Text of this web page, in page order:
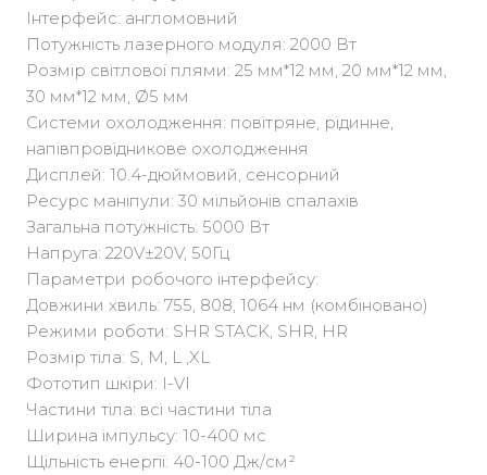
Інтерфейс: англомовний
Потужність лазерного модуля: 2000 Вт
Розмір світлової плями: 25 мм*12 мм, 20 мм*12 мм,
30 мм*12 мм, Ø5 мм
Системи охолодження: повітряне, рідинне,
напівпровідникове охолодження
Дисплей: 10.4-дюймовий, сенсорний
Ресурс маніпули: 30 мільйонів спалахів
Загальна потужність: 5000 Вт
Напруга: 220V±20V, 50Гц
Параметри робочого інтерфейсу:
Довжини хвиль: 755, 808, 1064 нм (комбіновано)
Режими роботи: SHR STACK, SHR, HR
Розмір тіла: S, M, L ,XL
Фототип шкіри: I-VI
Частини тіла: всі частини тіла
Ширина імпульсу: 10-400 мс
Щільність енергії: 40-100 Дж/см²